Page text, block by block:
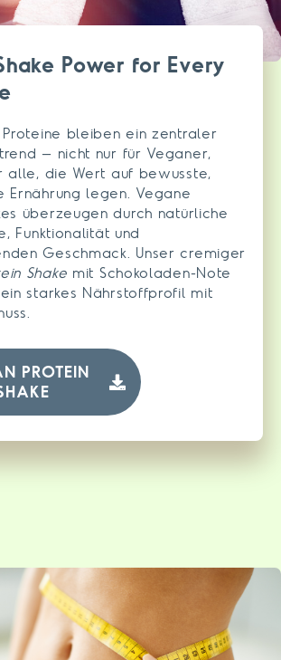
Power for Every
Proteine bleiben ein zentraler
– nicht nur für Veganer,
alle, die Wert auf bewusste,
Ernährung legen. Vegane
überzeugen durch natürliche
Funktionalität und
Geschmack. Unser cremiger
Shake mit Schokoladen-Note
starkes Nährstoffprofil mit
PROTEIN